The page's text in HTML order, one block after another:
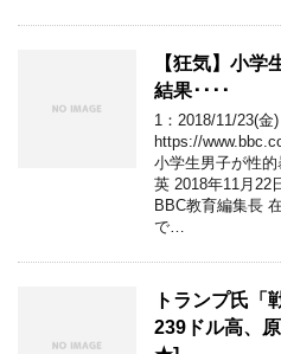
【狂気】小学
結果････
1：2018/11/23(
https://
小学生男子が性
英 2018年11月22
BBC教育編集長
で…
トランプ氏
239ドル高、